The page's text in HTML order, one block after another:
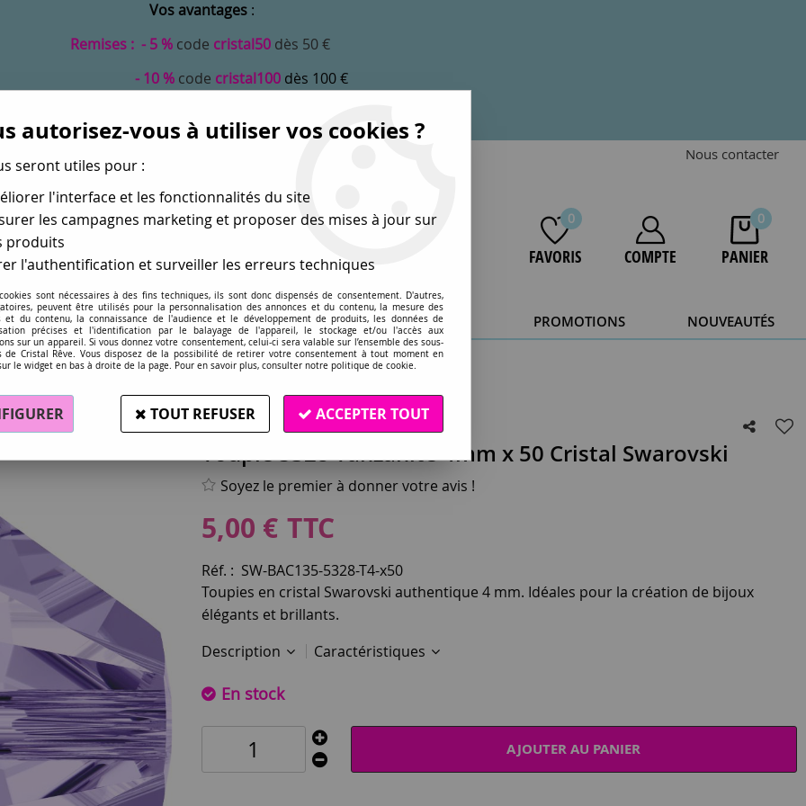
Vos avantages:
Remises : - 5 % code cristal50dès 50 €
- 10 % code cristal100dès 100 €
Nous contacter
0
FAVORIS COMPTE
0
PANIER
PERLES EN GROS APPRÊTS DÉSTOCKAGE PROMOTIONS NOUVEAUTÉS
dans les perlespour la créationde bijoux depuis plus de 20 ans.
Swarovski®
Toupie 5328 Tanzanite 4mm x 50 Cristal Swarovski
Soyez le premier à donner votre avis !
5,00 € TTC
Réf. : SW-BAC135-5328-T4-x50
Toupies en cristal Swarovski authentique 4 mm. Idéales pour la création de bijoux
élégants et brillants.
Description
Caractéristiques
En stock
AJOUTER AU PANIER
autorisez-vous à utiliser vos cookies ?
seront utiles pour :
l'interface et les fonctionnalités du site
les campagnes marketing et proposer des mises à jour sur
produits
l'authentification et surveiller les erreurs techniques
sont nécessaires à des fins techniques, ils sont donc dispensés de consentement. D'autres,
peuvent être utilisés pour la personnalisation des annonces et du contenu, la mesure des
et du contenu, la connaissance de l'audience et le développement de produits, les données de
précises et l'identification par le balayage de l'appareil, le stockage et/ou l'accès aux
sur un appareil. Si vous donnez votre consentement, celui-ci sera valable sur l’ensemble des sous-
de Cristal Rêve. Vous disposez de la possibilité de retirer votre consentement à tout moment en
le widget en bas à droite de la page. Pour en savoir plus, consulter notre politique de cookie.
TOUT REFUSER ACCEPTER TOUT